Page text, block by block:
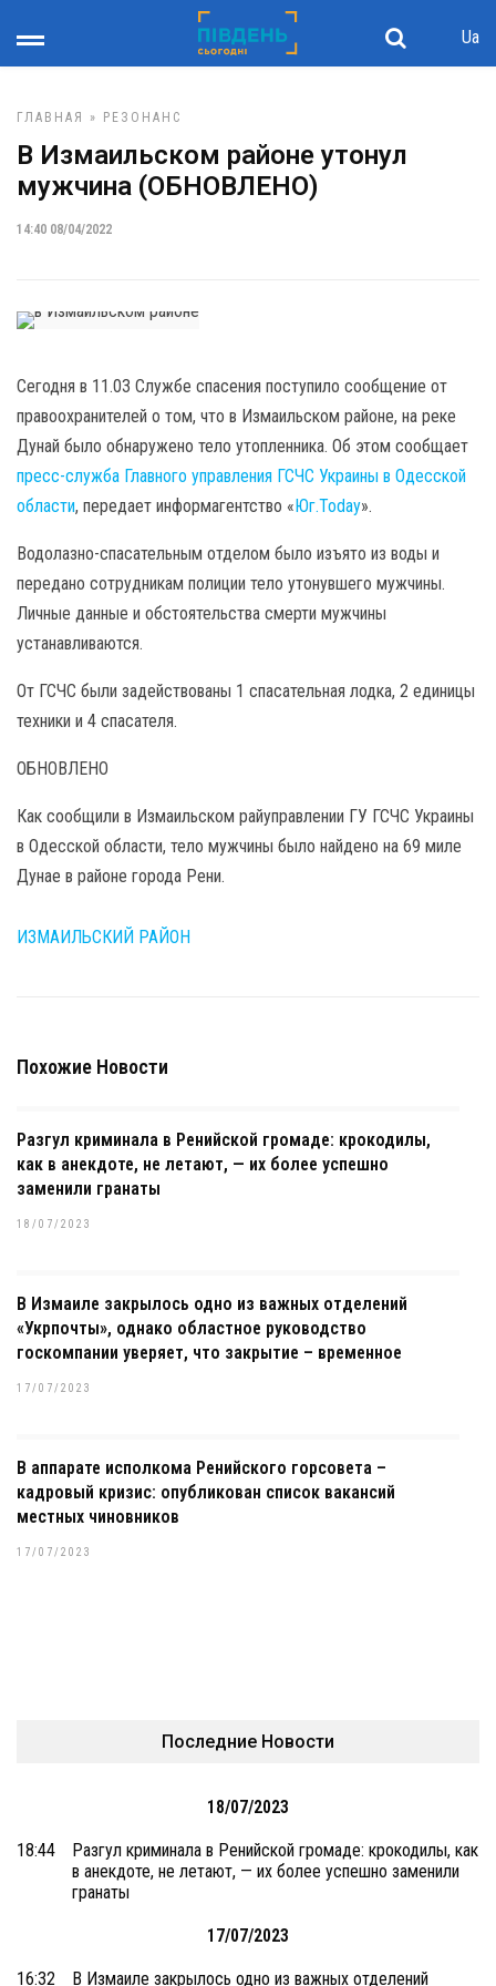
Ua
ГЛАВНАЯ » РЕЗОНАНС
В Измаильском районе утонул
мужчина (ОБНОВЛЕНО)
14:40 08/04/2022
Сегодня в 11.03 Службе спасения поступило сообщение от
правоохранителей о том, что в Измаильском районе, на реке
Дунай было обнаружено тело утопленника. Об этом сообщает
пресс-служба Главного управления ГСЧС Украины в Одесской
области, передает информагентство «Юг.Today».
Водолазно-спасательным отделом было изъято из воды и
передано сотрудникам полиции тело утонувшего мужчины.
Личные данные и обстоятельства смерти мужчины
устанавливаются.
От ГСЧС были задействованы 1 спасательная лодка, 2 единицы
техники и 4 спасателя.
ОБНОВЛЕНО
Как сообщили в Измаильском райуправлении ГУ ГСЧС Украины
в Одесской области, тело мужчины было найдено на 69 миле
Дунае в районе города Рени.
ИЗМАИЛЬСКИЙ РАЙОН
Похожие Новости
Разгул криминала в Ренийской громаде: крокодилы,
как в анекдоте, не летают, — их более успешно
заменили гранаты
18/07/2023
В Измаиле закрылось одно из важных отделений
«Укрпочты», однако областное руководство
госкомпании уверяет, что закрытие – временное
17/07/2023
В аппарате исполкома Ренийского горсовета –
кадровый кризис: опубликован список вакансий
местных чиновников
17/07/2023
Последние Новости
18/07/2023
18:44
Разгул криминала в Ренийской громаде: крокодилы, как
в анекдоте, не летают, — их более успешно заменили
гранаты
17/07/2023
16:32 В Измаиле закрылось одно из важных отделений